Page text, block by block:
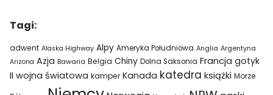
Tagi:
adwent Alaska Highway Alpy Ameryka Południowa Anglia Argentyna
Arizona Azja Bawaria Belgia Chiny Dolna Saksonia Francja gotyk
II wojna światowa kamper Kanada katedra książki Morze